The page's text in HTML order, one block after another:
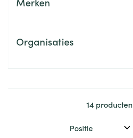
Organisaties
14 producten
Sorteer op: